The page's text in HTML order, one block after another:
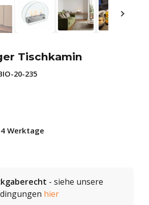
Tischkamin
20-235
Werktage
- siehe unsere
hier